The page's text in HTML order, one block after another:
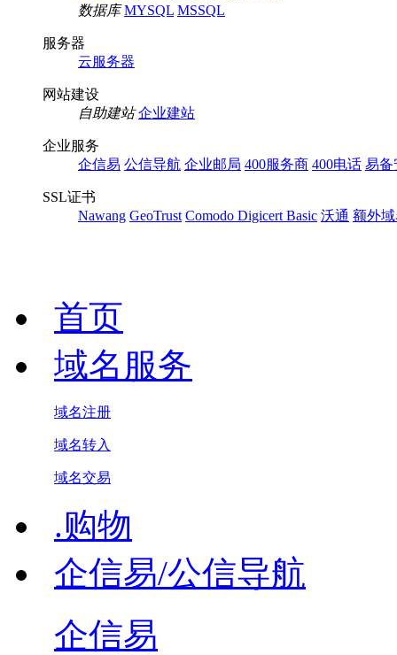
数据库 MYSQL MSSQL
服务器
云服务器
网站建设
自助建站 企业建站
企业服务
企信易 公信导航 企业邮局 400服务商 400电话 易备
SSL证书
Nawang GeoTrust Comodo Digicert Basic 沃通 额外
首页
域名服务
域名注册
域名转入
域名交易
.购物
企信易/公信导航
企信易